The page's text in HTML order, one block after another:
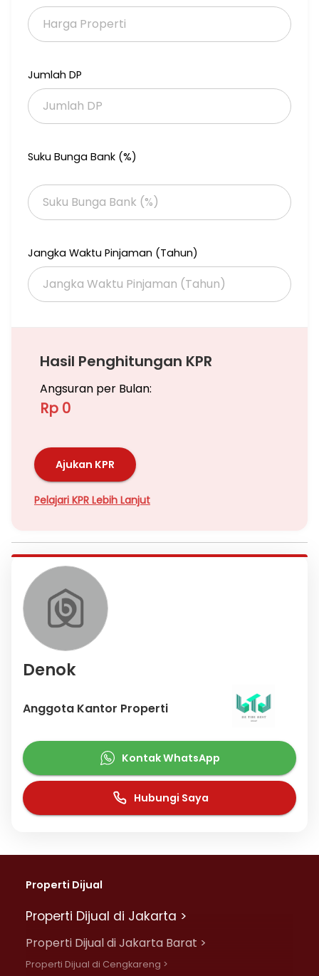
yang menempel ditinggal
Solar hard ( air panas )
Harga 3.5 M nego
Jumlah DP
Suku Bunga Bank (%)
Jangka Waktu Pinjaman (Tahun)
Hasil Penghitungan KPR
Angsuran per Bulan:
Rp 0
Ajukan KPR
Pelajari KPR Lebih Lanjut
Denok
Anggota Kantor Properti
Kontak WhatsApp
Hubungi Saya
Properti Dijual
Properti Dijual di Jakarta >
Properti Dijual di Jakarta Barat >
Properti Dijual di Cengkareng >